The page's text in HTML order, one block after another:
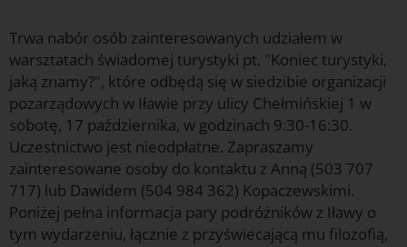
Trwa nabór osób zainteresowanych udziałem w
warsztatach świadomej turystyki pt. "Koniec turystyki,
jaką znamy?", które odbędą się w siedzibie organizacji
pozarządowych w Iławie przy ulicy Chełmińskiej 1 w
sobotę, 17 października, w godzinach 9:30-16:30.
Uczestnictwo jest nieodpłatne. Zapraszamy
zainteresowane osoby do kontaktu z Anną (503 707
717) lub Dawidem (504 984 362) Kopaczewskimi.
Poniżej pełna informacja pary podróżników z Iławy o
tym wydarzeniu, łącznie z przyświecającą mu filozofią,